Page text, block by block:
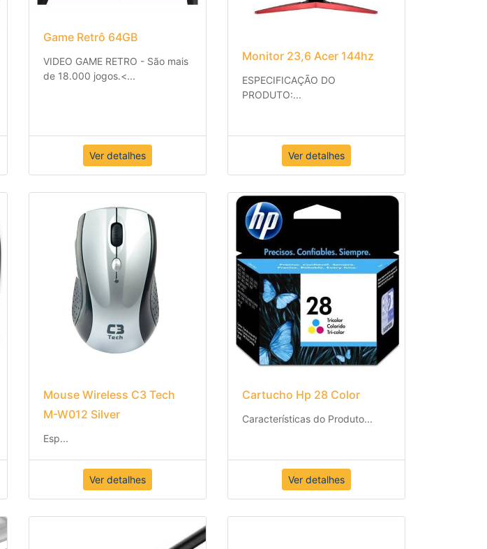
Game Retrô 64GB
VIDEO GAME RETRO - São mais
de 18.000 jogos.<...
Ver detalhes
Monitor 23,6 Acer 144hz
ESPECIFICAÇÃO DO
PRODUTO:...
Ver detalhes
Mouse Wireless C3 Tech
M-W012 Silver
Esp...
Ver detalhes
Cartucho Hp 28 Color
Características do Produto...
Ver detalhes